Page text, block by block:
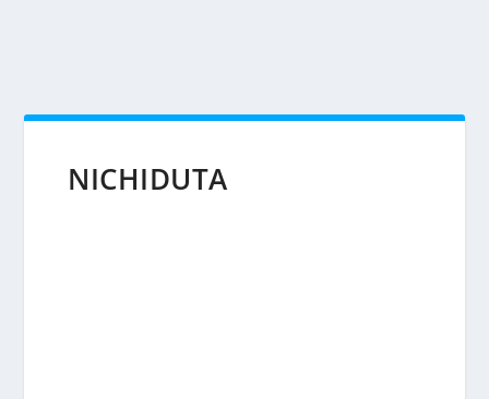
NICHIDUTA